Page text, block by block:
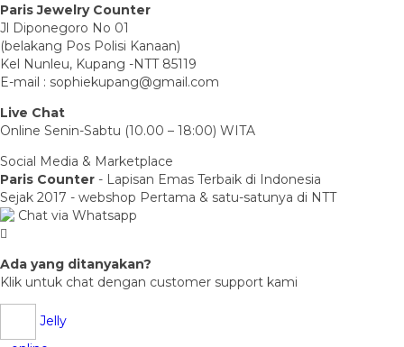
Paris Jewelry Counter
Jl Diponegoro No 01
(belakang Pos Polisi Kanaan)
Kel Nunleu, Kupang -NTT 85119
E-mail : sophiekupang@gmail.com
Live Chat
Online Senin-Sabtu (10.00 – 18:00) WITA
Social Media & Marketplace
Paris Counter - Lapisan Emas Terbaik di Indonesia
Sejak 2017 - webshop Pertama & satu-satunya di NTT
Chat via Whatsapp
Ada yang ditanyakan?
Klik untuk chat dengan customer support kami
Jelly